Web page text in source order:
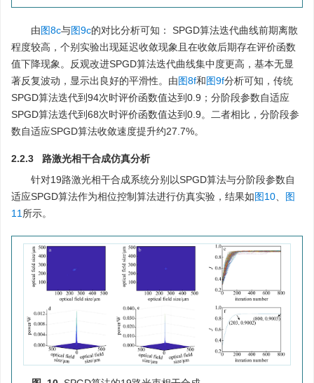
由图8c与图9c的对比分析可知： SPGD算法迭代曲线前期离散
程度较高，个别实验出现延迟收敛现象且在收敛后期存在评价函数
值下降现象。反观改进SPGD算法迭代曲线集中度更高，基本无显
著反复波动，显示出良好的平滑性。由图8f和图9f分析可知，传统
SPGD算法迭代到94次时评价函数值达到0.9；分阶段参数自适应
SPGD算法迭代到68次时评价函数值达到0.9。二者相比，分阶段参
数自适应SPGD算法收敛速度提升约27.7%。
2.2.3 路激光相干合成仿真分析
针对19路激光相干合成系统分别以SPGD算法与分阶段参数自
适应SPGD算法作为相位控制算法进行仿真实验，结果如图10
图
11 所示。